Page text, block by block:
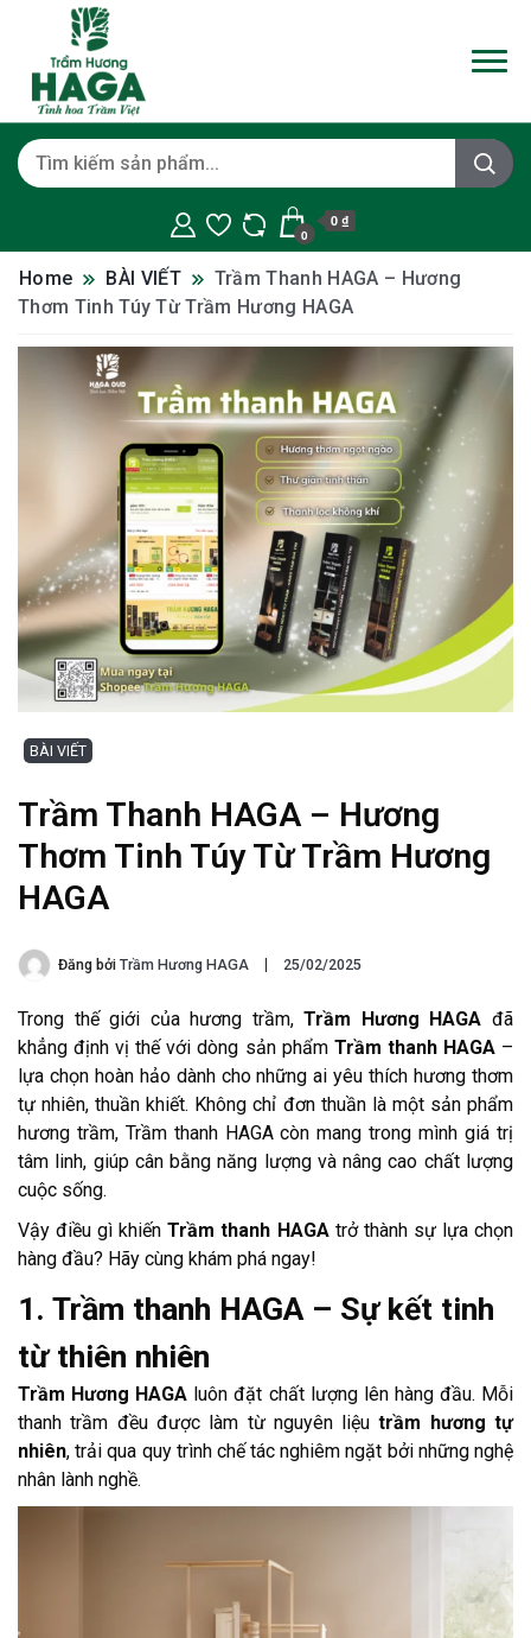
0
0 ₫
Home BÀI VIẾT
Trầm Thanh HAGA – Hương
Thơm Tinh Túy Từ Trầm Hương HAGA
BÀI VIẾT
Trầm Thanh HAGA – Hương
Thơm Tinh Túy Từ Trầm Hương
HAGA
Đăng bởi Trầm Hương HAGA 25/02/2025
Trong thế giới của hương trầm,Trầm Hương HAGA đã
khẳng định vị thế với dòng sản phẩm Trầm thanh HAGA–
lựa chọn hoàn hảo dành cho những ai yêu thích hương thơm
tự nhiên, thuần khiết. Không chỉ đơn thuần là một sản phẩm
hương trầm, Trầm thanh HAGA còn mang trong mình giá trị
tâm linh, giúp cân bằng năng lượng và nâng cao chất lượng
cuộc sống.
Vậy điều gì khiếnTrầm thanh HAGAtrở thành sự lựa chọn
hàng đầu? Hãy cùng khám phá ngay!
1. Trầm thanh HAGA – Sự kết tinh
từ thiên nhiên
Trầm Hương HAGA luôn đặt chất lượng lên hàng đầu. Mỗi
thanh trầm đều được làm từ nguyên liệutrầm hương tự
nhiên, trải qua quy trình chế tác nghiêm ngặt bởi những nghệ
nhân lành nghề.